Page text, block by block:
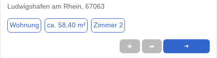
Ludwigshafen am Rhein, 67063
Wohnung ca. 58,40 m² Zimmer 2
★ ➦ ➜